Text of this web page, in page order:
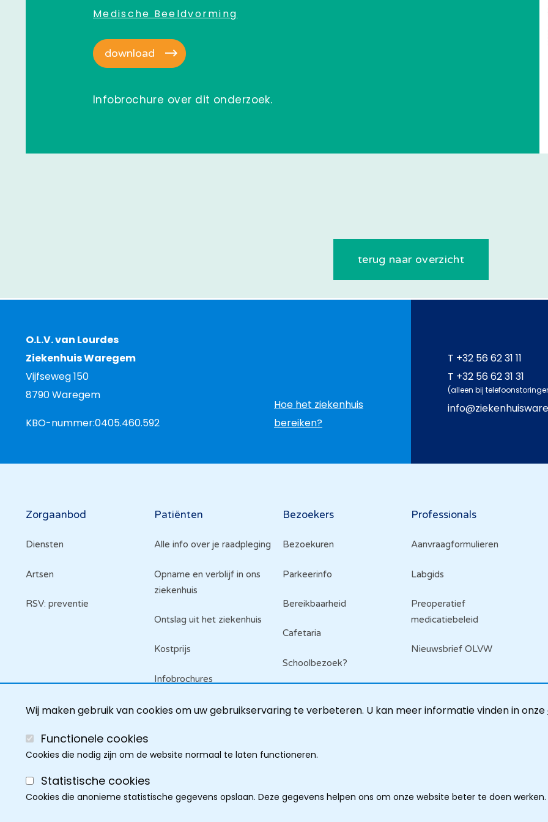
Wij maken gebruik van cookies om uw gebruikservaring te verbeteren. U kan meer informatie vinden in onze
Functionele cookies
Cookies die nodig zijn om de website normaal te laten functioneren.
Statistische cookies
Cookies die anonieme statistische gegevens opslaan. Deze gegevens helpen ons om onze website beter te doen werken.
Medische Beeldvorming
download
Infobrochure over dit onderzoek.
terug naar overzicht
O.L.V. van Lourdes
Ziekenhuis Waregem
Vijfseweg 150
8790 Waregem
KBO-nummer:0405.460.592
Hoe het ziekenhuis
bereiken?
T +32 56 62 31 11
T +32 56 62 31 31
(alleen bij
Hoofdnavigatie
Zorgaanbod
Diensten
Artsen
RSV: preventie
Patiënten
Alle info over je raadpleging
Opname en verblijf in ons
ziekenhuis
Ontslag uit het ziekenhuis
Kostprijs
Infobrochures
Raadpleeg je dossier
Bezoekers
Bezoekuren
Parkeerinfo
Bereikbaarheid
Cafetaria
Schoolbezoek?
Professionals
Aanvraagformulieren
Labgids
Preoperatief
medicatiebeleid
Nieuwsbrief OLVW